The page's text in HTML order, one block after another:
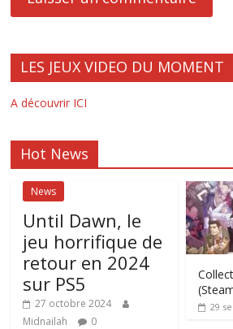
LES JEUX VIDEO DU MOMENT
A découvrir ICI
Hot News
News
Until Dawn, le
jeu horrifique de
retour en 2024
sur PS5
27 octobre 2024
Midnailah
0
29